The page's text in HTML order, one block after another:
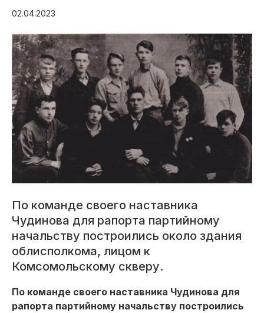
02.04.2023
По команде своего наставника
Чудинова для рапорта партийному
начальству построились около здания
облисполкома, лицом к
Комсомольскому скверу.
По команде своего наставника Чудинова для
рапорта партийному начальству построились